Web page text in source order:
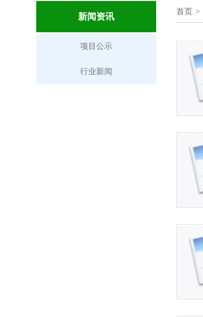
新闻资讯
项目公示
行业新闻
首页 >